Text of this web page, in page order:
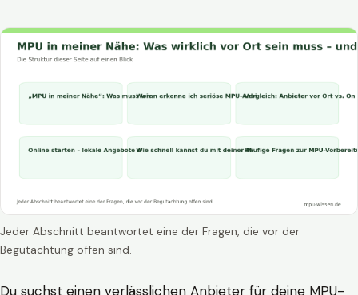
Jeder Abschnitt beantwortet eine der Fragen, die vor der
Begutachtung offen sind.
Du suchst einen verlässlichen Anbieter für deine MPU-